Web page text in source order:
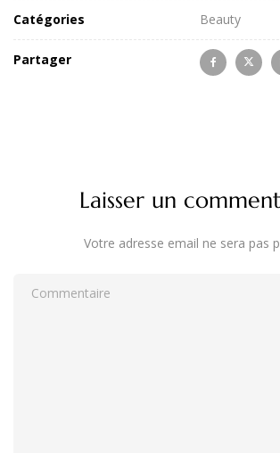
Catégories Beauty
Partager
Laisser un
Votre adresse email ne sera pas